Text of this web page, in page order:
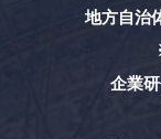
地方自治
企業